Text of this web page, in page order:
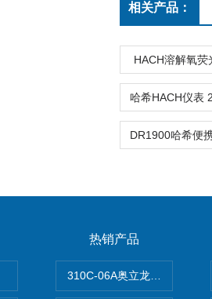
相关产品：
HACH溶解氧
热销产品
310C-06A奥立龙实验室台式